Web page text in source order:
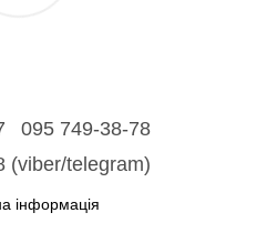
095 749-38-78
(viber/telegram)
інформація